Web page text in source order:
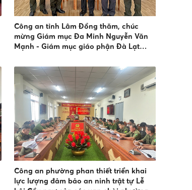
Công an tỉnh Lâm Đồng thăm, chúc
mừng Giám mục Đa Minh Nguyễn Văn
Mạnh - Giám mục giáo phận Đà Lạt
Công an phường phan thiết triển khai
lực lượng đảm bảo an ninh trật tự Lễ